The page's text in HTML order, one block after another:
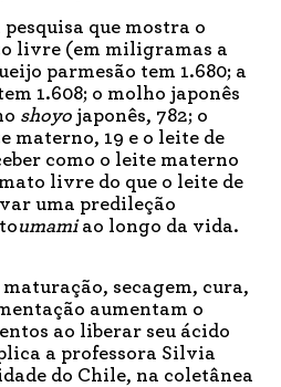
que mostra o
livre (em miligramas a
parmesão tem 1.680; a
1.608; o molho japonês
shoyo japonês, 782; o
materno, 19 e o leite de
como o leite materno
livre do que o leite de
uma predileção
umamiao longo da vida.
secagem, cura,
aumentam o
ao liberar seu ácido
a professora Silvia
do Chile, na coletânea